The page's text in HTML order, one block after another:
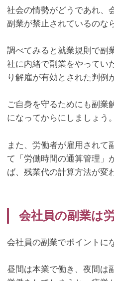
社会の情勢がどうであれ、
副業が禁止されているのな
調べてみると就業規則で副
社に内緒で副業をやってい
り解雇が有効とされた判例
ご自身を守るためにも副業
になってからにしましょう。
また、労働者が雇用されて
て「労働時間の通算管理」
ば、残業代の計算方法が変
会社員の副業は
会社員の副業でポイントに
昼間は本業で働き、夜間は